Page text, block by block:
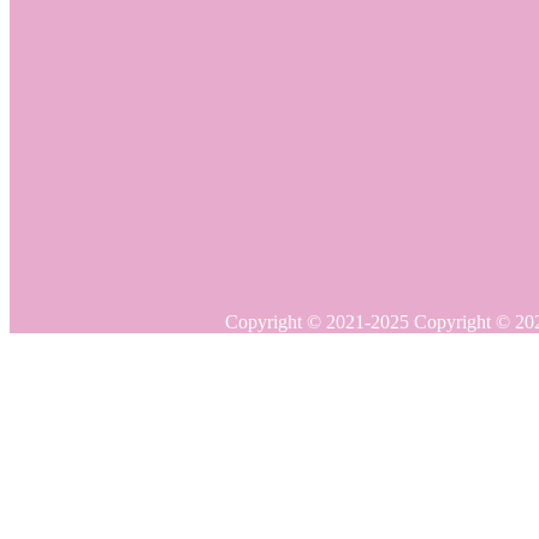
Copyright ©